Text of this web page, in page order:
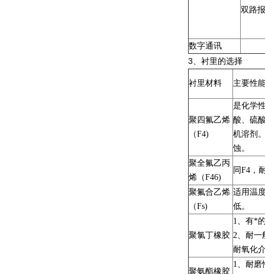
双路
数字通讯
3、衬里的选择
衬里材料 主要性
聚四氟乙烯
（F4)
是化学
酸、硫
机溶剂
蚀。
聚全氟乙丙
烯（F46)
同F4，
聚氟合乙烯
（Fs)
适用温
低。
聚氯丁橡胶
1、有*
2、耐一
耐氧化
聚氨酯橡胶
1、耐磨